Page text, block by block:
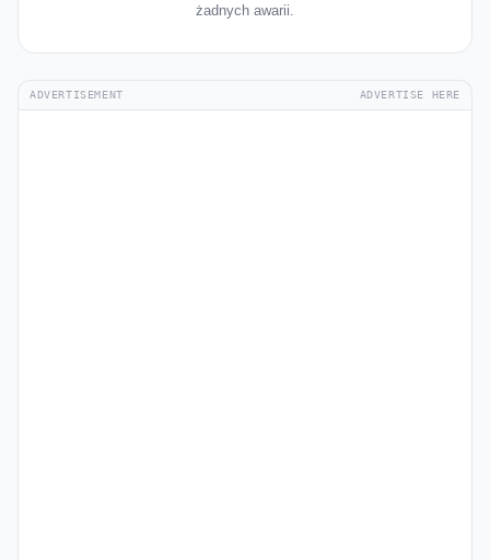
żadnych awarii.
ADVERTISEMENT ADVERTISE HERE